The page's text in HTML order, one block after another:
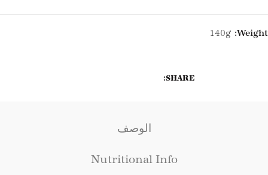
Weight:
140g
SHARE
الوصف
Nutritional Info